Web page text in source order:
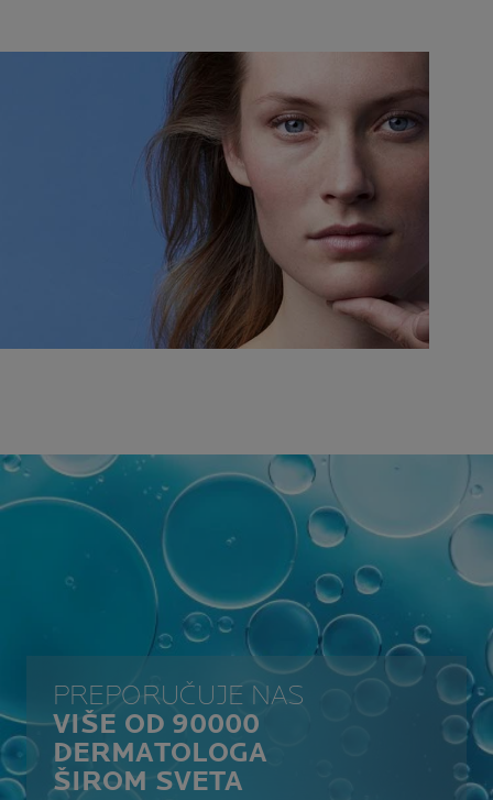
PREPORUČUJE NAS
VIŠE OD 90000
DERMATOLOGA
ŠIROM SVETA